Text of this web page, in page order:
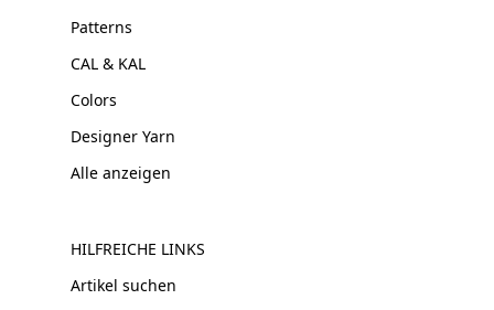
Patterns
CAL & KAL
Colors
Designer Yarn
Alle anzeigen
HILFREICHE LINKS
Artikel suchen